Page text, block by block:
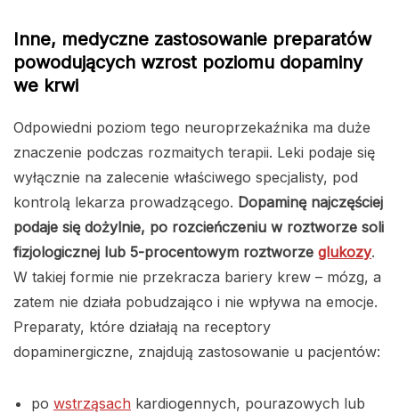
Inne, medyczne zastosowanie preparatów
powodujących wzrost poziomu dopaminy
we krwi
Odpowiedni poziom tego neuroprzekaźnika ma duże
znaczenie podczas rozmaitych terapii. Leki podaje się
wyłącznie na zalecenie właściwego specjalisty, pod
kontrolą lekarza prowadzącego. Dopaminę najczęściej
podaje się dożylnie, po rozcieńczeniu w roztworze soli
fizjologicznej lub 5-procentowym roztworze glukozy.
W takiej formie nie przekracza bariery krew – mózg, a
zatem nie działa pobudzająco i nie wpływa na emocje.
Preparaty, które działają na receptory
dopaminergiczne, znajdują zastosowanie u pacjentów:
po wstrząsach kardiogennych, pourazowych lub